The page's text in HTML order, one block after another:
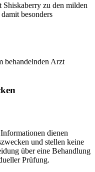
zu den milden
besonders
behandelnden Arzt
dienen
und stellen keine
über eine Behandlung
Prüfung.